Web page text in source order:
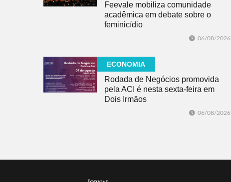
Feevale mobiliza comunidade
acadêmica em debate sobre o
feminicídio
06/08/2026
ECONOMIA
Rodada de Negócios promovida
pela ACI é nesta sexta-feira em
Dois Irmãos
06/08/2026